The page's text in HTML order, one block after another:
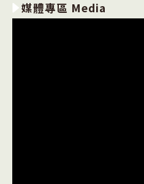
媒體專區 Media